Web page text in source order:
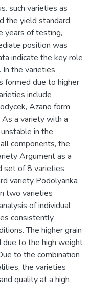
such varieties as
the yield standard,
years of testing,
position was
indicate the key role
In the varieties
formed due to higher
include
Azano form
a variety with a
in the
components, the
Argument as a
set of 8 varieties
variety Podolyanka
two varieties
of individual
consistently
The higher grain
to the high weight
to the combination
the varieties
quality at a high